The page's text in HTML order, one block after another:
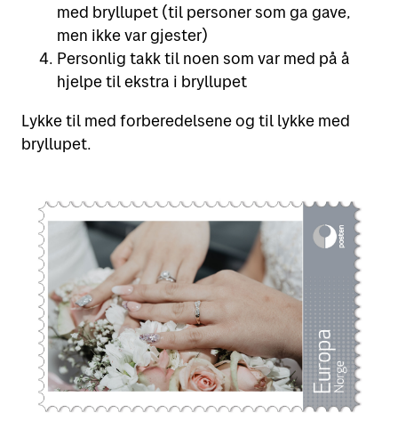
med bryllupet (til personer som ga gave,
men ikke var gjester)
Personlig takk til noen som var med på å
hjelpe til ekstra i bryllupet
Lykke til med forberedelsene og til lykke med
bryllupet.